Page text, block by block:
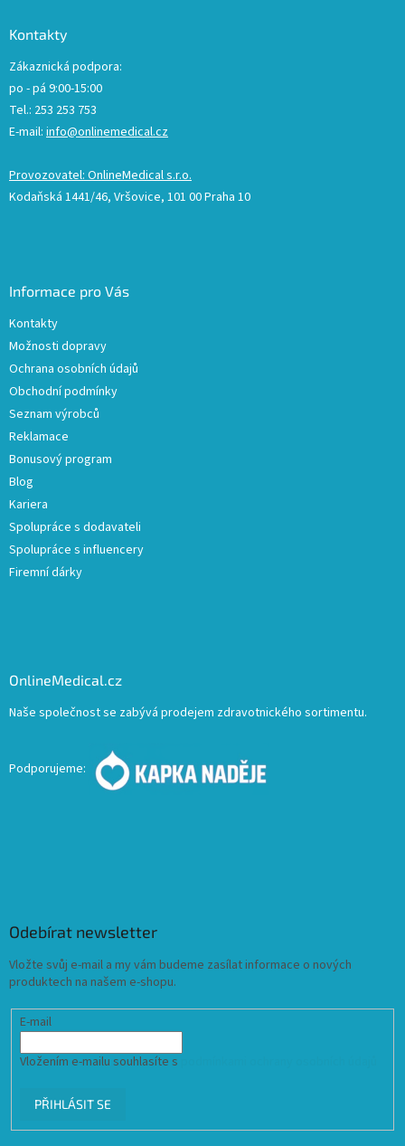
Kontakty
Zákaznická podpora:
po - pá 9:00-15:00
Tel.: 253 253 753
E-mail: info@onlinemedical.cz
Provozovatel: OnlineMedical s.r.o.
Kodaňská 1441/46, Vršovice, 101 00 Praha 10
Informace pro Vás
Kontakty
Možnosti dopravy
Ochrana osobních údajů
Obchodní podmínky
Seznam výrobců
Reklamace
Bonusový program
Blog
Kariera
Spolupráce s dodavateli
Spolupráce s influencery
Firemní dárky
OnlineMedical.cz
Naše společnost se zabývá prodejem zdravotnického sortimentu.
Podporujeme:
Odebírat newsletter
Vložte svůj e-mail a my vám budeme zasílat informace o nových
produktech na našem e-shopu.
E-mail
Vložením e-mailu souhlasíte s
PŘIHLÁSIT SE